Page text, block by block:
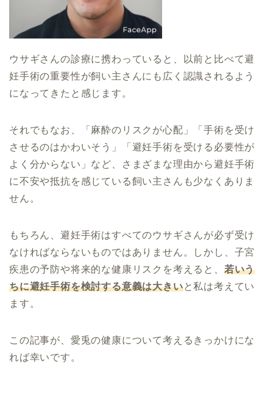
ウサギさんの診療に携わっていると、以前と比べて避
妊手術の重要性が飼い主さんにも広く認識されるよう
になってきたと感じます。
それでもなお、「麻酔のリスクが心配」「手術を受け
させるのはかわいそう」「避妊手術を受ける必要性が
よく分からない」など、さまざまな理由から避妊手術
に不安や抵抗を感じている飼い主さんも少なくありま
せん。
もちろん、避妊手術はすべてのウサギさんが必ず受け
なければならないものではありません。しかし、子宮
疾患の予防や将来的な健康リスクを考えると、 若いう
ちに避妊手術を検討する意義は大きいと私は考えてい
ます。
この記事が、愛兎の健康について考えるきっかけにな
れば幸いです。